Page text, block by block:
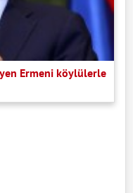
Ermeni köylülerle